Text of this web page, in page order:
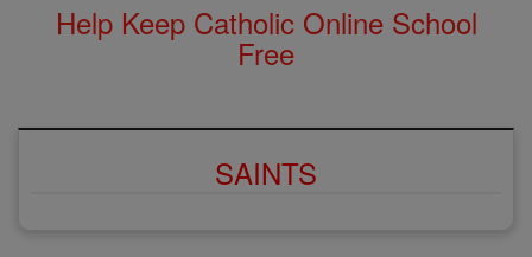
Help Keep Catholic Online School
Free
SAINTS